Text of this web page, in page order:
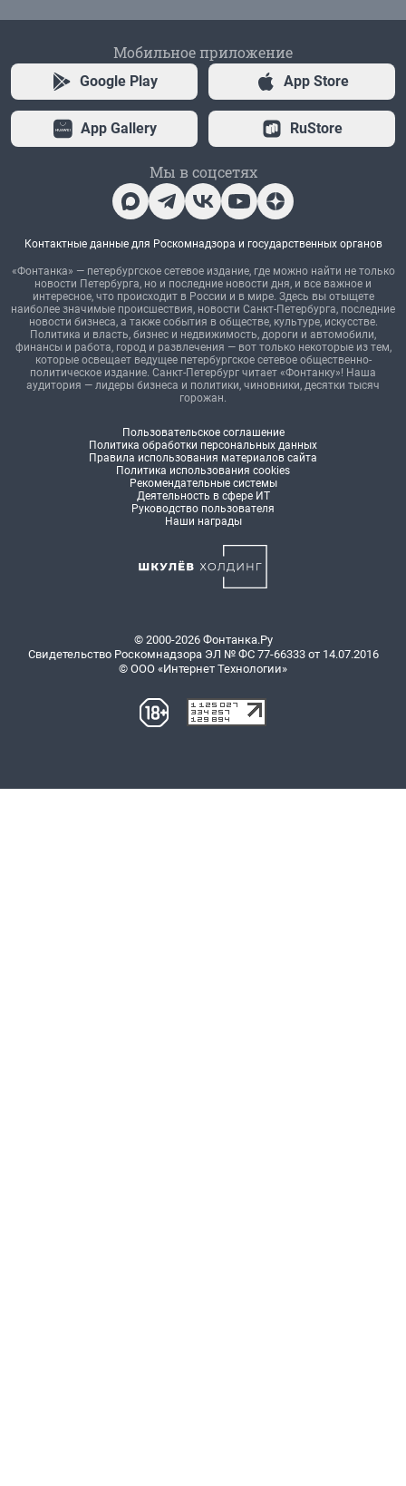
Мобильное приложение
Google Play App Store
App Gallery RuStore
Мы в соцсетях
Контактные данные для Роскомнадзора и государственных органов
«Фонтанка» — петербургское сетевое издание, где можно найти не только
новости Петербурга, но и последние новости дня, и все важное и
интересное, что происходит в России и в мире. Здесь вы отыщете
наиболее значимые происшествия, новости Санкт-Петербурга, последние
новости бизнеса, а также события в обществе, культуре, искусстве.
Политика и власть, бизнес и недвижимость, дороги и автомобили,
финансы и работа, город и развлечения — вот только некоторые из тем,
которые освещает ведущее петербургское сетевое общественно-
политическое издание. Санкт-Петербург читает «Фонтанку»! Наша
аудитория — лидеры бизнеса и политики, чиновники, десятки тысяч
горожан.
Пользовательское соглашение
Политика обработки персональных данных
Правила использования материалов сайта
Политика использования cookies
Рекомендательные системы
Деятельность в сфере ИТ
Руководство пользователя
Наши награды
© 2000-2026 Фонтанка.Ру
Свидетельство Роскомнадзора ЭЛ № ФС 77-66333 от 14.07.2016
© ООО «Интернет Технологии»